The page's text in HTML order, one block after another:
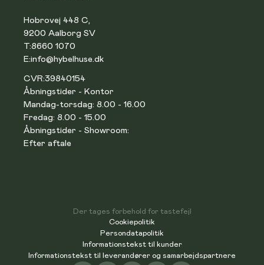
Hobrovej 448 C,
9200 Aalborg SV
T:8660 1070
E:info@hybelhuse.dk
CVR:39840154
Åbningstider - Kontor
Mandag-torsdag: 8.00 - 16.00
Fredag: 8.00 - 15.00
Åbningstider - Showroom:
Efter aftale
Cookiepolitik
Persondatapolitik
Informationstekst til kunder
Informationstekst til leverandører og samarbejdspartnere
Der tages forbehold for tastefejl